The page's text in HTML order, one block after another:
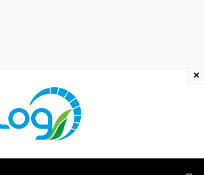
×